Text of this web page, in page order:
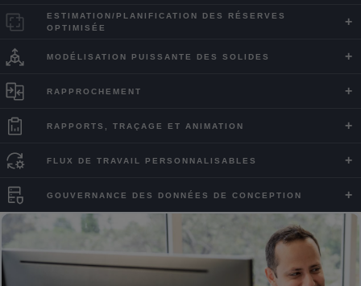
ESTIMATION/PLANIFICATION DES RÉSERVES
OPTIMISÉE
MODÉLISATION PUISSANTE DES SOLIDES
RAPPROCHEMENT
RAPPORTS, TRAÇAGE ET ANIMATION
FLUX DE TRAVAIL PERSONNALISABLES
GOUVERNANCE DES DONNÉES DE CONCEPTION